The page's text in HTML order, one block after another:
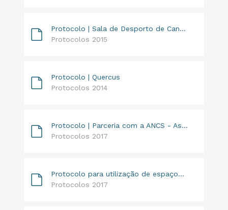
Protocolo | Sala de Desporto de Candosa // Freguesia de Candosa
Protocolos 2015
Protocolo | Quercus
Protocolos 2014
Protocolo | Parceria com a ANCS - Associação Nacional de Cuidado e Saúde
Protocolos 2017
Protocolo para utilização de espaços do Pavilhão Multiusos de Tábua - Grupo Desportivo Tabuense
Protocolos 2017